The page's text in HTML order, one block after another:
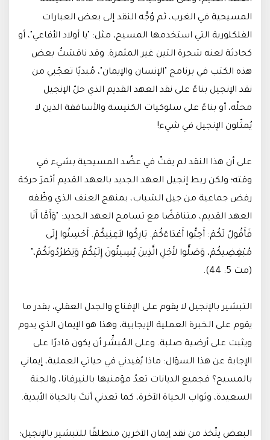
المسيحية في الغرب، ثم وُجِّه النقد إلى بعض العبارات
الفلكلورية التي استخدمها المسيح، مثل: "يا أولاد الأفاعي"، أو
كحادثة لعنه شجرة التين غير المثمرة. وقد ناقشتُ بعض
هذه الكتب في برنامج "الإنسان والإيمان"، مُبديًا تعجّبي من
نقد الإنجيل بناءً على نقد العهد القديم الذي حلّ الإنجيل
محلّه، أو بناءً على سلوكيات الكنيسة والأساقفة الذين لا
يُمثّلون الإنجيل في شيء!
على أن هذا النقد لم يفتّ في عضُد المسيحية بشيء في
وقته؛ ولكن ربط إنجيل العهد الجديد بالعهد القديم أثمرَ حركة
رفض جماعية من جيل الشباب، بمنهج العنف الذي وظّفه
العهد القديم، متناقضًا مع تسامح العهد الجديد: "وَأَمَّا أَنَا
فَأَقُولُ لَكُمْ: أَحِبُّوا أَعْدَاءَكُمْ. بَارِكُوا لاَعِنِيكُمْ. أَحْسِنُوا إِلَى
مُبْغِضِيكُمْ، وَصَلُّوا لأَجْلِ الَّذِينَ يُسِيئُونَ إِلَيْكُمْ وَيَطْرُدُونَكُمْ،"
(مت 5: 44).
التبشير بالإنجيل لا يقوم على الإقناع والجدل العقلي، بقدر ما
يقوم على الخبرة العملية الإيجابية، وهذا هو الإيمان الذي يدوم
ويثبت على أرضية صلبة. وعلى المُبشِّر أن يكون قادرًا على
الإجابة عن هذا السؤال: ماذا يُفيدني في حياتي العملية، إيماني
بالمسيح؟ فجميع الديانات تعدُ مؤمنيها بالنيرفانا، والجنة
السعيدة، وثواب الحياة الآخرة، كما تعدني أنتَ بالحياة الأبدية.
البعض يتّخذ من نقد إيمان الآخرين منطلقًا للتبشير بالإنجيل؛